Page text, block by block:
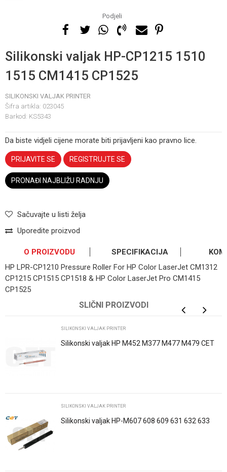
Podjeli
Silikonski valjak HP-CP1215 1510
1515 CM1415 CP1525
SILIKONSKI VALJAK PRINTER
Šifra artikla: 023045
Barkod: KS5343
Da biste vidjeli cijene morate biti prijavljeni kao pravno lice.
PRIJAVITE SE REGISTRUJTE SE
PRONAĐI NAJBLIŽU RADNJU
Sačuvajte u listi želja
Uporedite proizvod
O PROIZVODU SPECIFIKACIJA
HP LPR-CP1210 Pressure Roller For HP Color LaserJet CM1312
CP1215 CP1515 CP1518 & HP Color LaserJet Pro CM1415
CP1525
Silikonski valjak printer
Email
SLIČNI PROIZVODI
SILIKONSKI VALJAK PRINTER
Silikonski valjak HP M452 M377 M477 M479 CET
SILIKONSKI VALJAK PRINTER
Silikonski valjak HP-M607 608 609 631 632 633